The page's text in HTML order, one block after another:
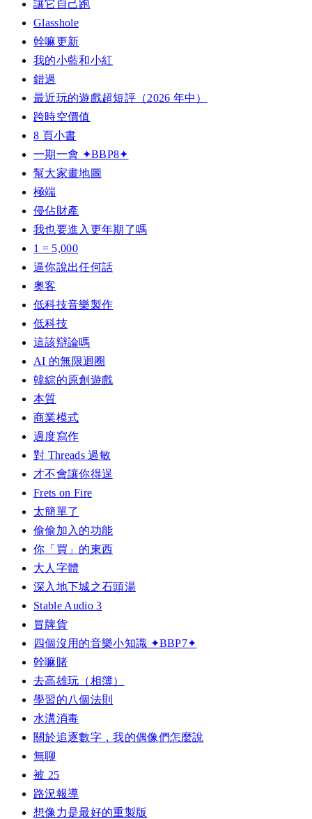
讓它自己跑
Glasshole
幹嘛更新
我的小藍和小紅
錯過
最近玩的遊戲超短評（2026 年中）
跨時空價值
8 頁小書
一期一會 ✦BBP8✦
幫大家畫地圖
極端
侵佔財產
我也要進入更年期了嗎
1 = 5,000
逼你說出任何話
奧客
低科技音樂製作
低科技
這該辯論嗎
AI 的無限迴圈
韓綜的原創遊戲
本質
商業模式
過度寫作
對 Threads 過敏
才不會讓你得逞
Frets on Fire
太簡單了
偷偷加入的功能
你「買」的東西
大人字體
深入地下城之石頭湯
Stable Audio 3
冒牌貨
四個沒用的音樂小知識 ✦BBP7✦
幹嘛賭
去高雄玩（相簿）
學習的八個法則
水溝消毒
關於追逐數字，我的偶像們怎麼說
無聊
被 25
路況報導
想像力是最好的重製版